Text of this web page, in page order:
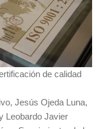
de calidad
Jesús Ojeda Luna,
Leobardo Javier